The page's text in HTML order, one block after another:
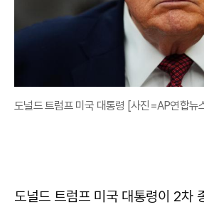
도널드 트럼프 미국 대통령 [사진=AP연합뉴
도널드 트럼프 미국 대통령이 2차